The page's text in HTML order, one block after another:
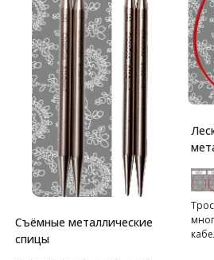
Съёмные металлические
спицы